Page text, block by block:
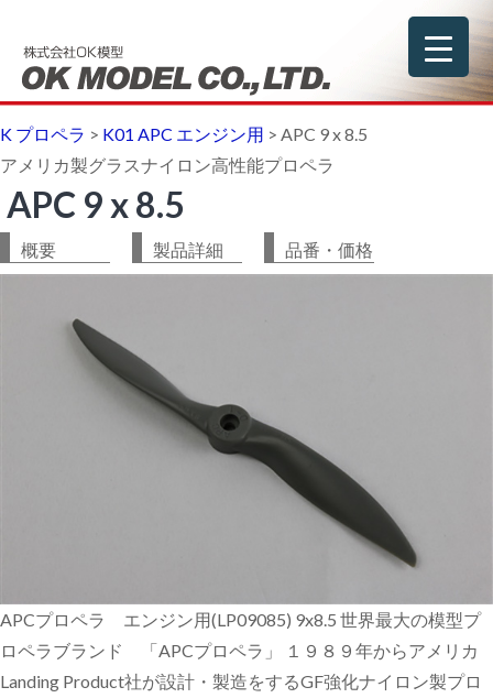
K プロペラ > K01 APC エンジン用 > APC 9 x 8.5
アメリカ製グラスナイロン高性能プロペラ
APC 9 x 8.5
概要 製品詳細 品番・価格
APCプロペラ エンジン用(LP09085) 9x8.5 世界最大の模型プ
ロペラブランド 「APCプロペラ」 １９８９年からアメリカ
Landing Product社が設計・製造をするGF強化ナイロン製プロ